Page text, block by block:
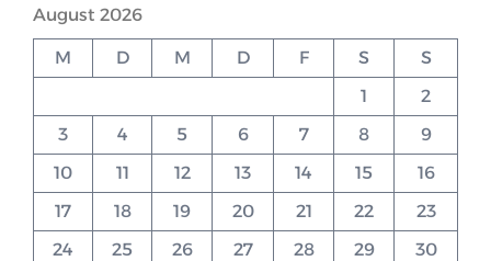
August 2026
M D M D F S
S
1
2
3
4 5 6 7 8
9
10
11 12 13 14 15
16
17
18 19 20 21 22
23
24
25 26 27 28 29 30